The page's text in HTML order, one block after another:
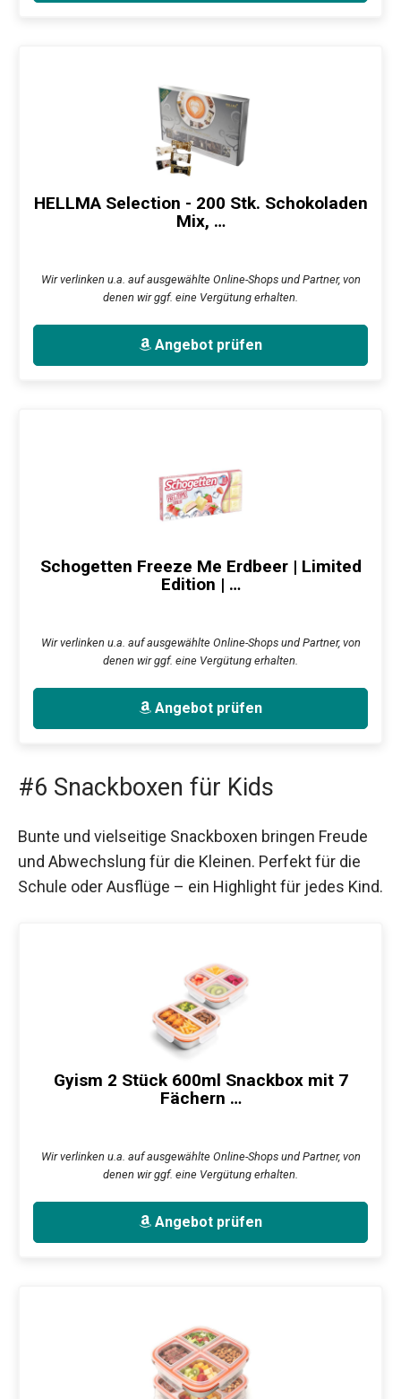
HELLMA Selection - 200 Stk. Schokoladen
Mix, …
Wir verlinken u.a. auf ausgewählte Online-Shops und Partner, von
denen wir ggf. eine Vergütung erhalten.
Angebot prüfen
Schogetten Freeze Me Erdbeer | Limited
Edition | …
Wir verlinken u.a. auf ausgewählte Online-Shops und Partner, von
denen wir ggf. eine Vergütung erhalten.
Angebot prüfen
#6 Snackboxen für Kids
Bunte und vielseitige Snackboxen bringen Freude
und Abwechslung für die Kleinen. Perfekt für die
Schule oder Ausflüge – ein Highlight für jedes Kind.
Gyism 2 Stück 600ml Snackbox mit 7
Fächern …
Wir verlinken u.a. auf ausgewählte Online-Shops und Partner, von
denen wir ggf. eine Vergütung erhalten.
Angebot prüfen